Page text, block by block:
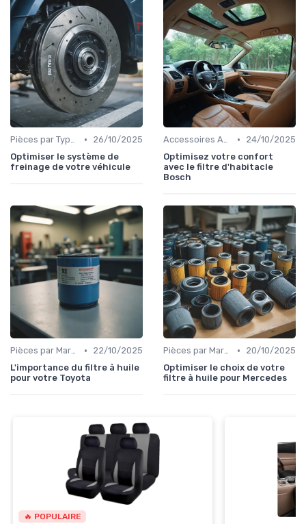
Pièces par Type (Freins, Moteur, etc.) •
26/10/2025
Optimiser le système de
freinage de votre véhicule
Accessoires Auto •
24/10/2025
Optimisez votre confort
avec le filtre d'habitacle
Bosch
Pièces par Marque de Voiture •
22/10/2025
L'importance du filtre à huile
pour votre Toyota
Pièces par Marque de Voiture •
20/10/2025
Optimiser le choix de votre
filtre à huile pour Mercedes
🔥 POPULAIRE